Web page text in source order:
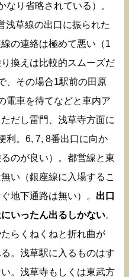
り省略されている）。
浅草線の出口に振られた
の連絡は極めて悪い（1
換えは比較的スムーズだ
、その場合1駅前の田原
電車を待てなどと車内ア
だし雷門、浅草寺方面に
利。6, 7, 8番出口に向か
のが良い）。都営線と東
い（銀座線に入場するこ
地下通路は無い）。 出口
いったん出るしかない。
らくねくねと折れ曲が
。浅草駅に入るものはす
。浅草寺もしくは東武方